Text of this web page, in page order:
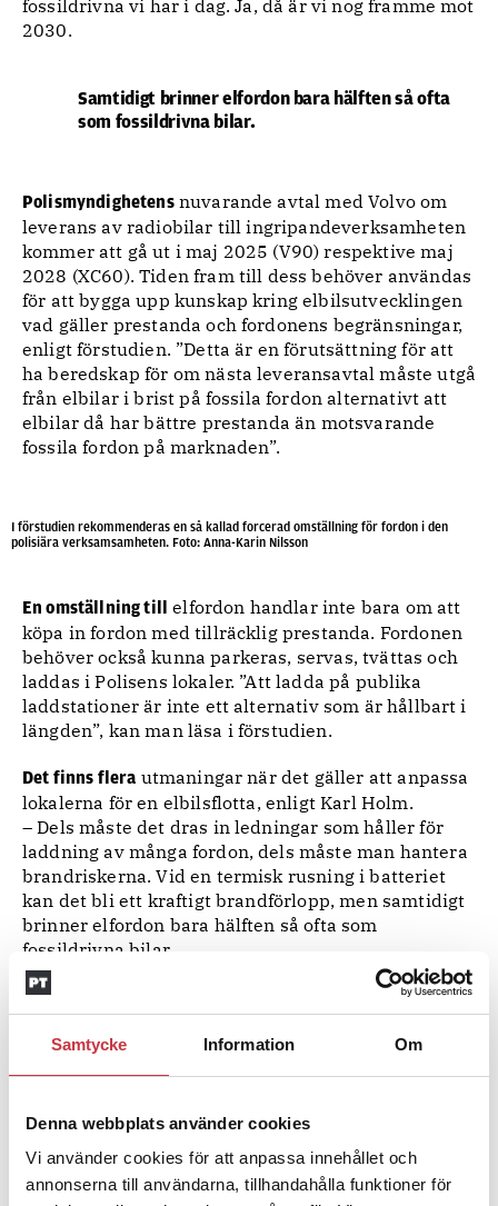
Samtycke Information Om
Denna webbplats använder cookies
Vi använder cookies för att anpassa innehållet och
annonserna till användarna, tillhandahålla funktioner för
fossildrivna vi har i dag. Ja, då är vi nog framme mot
2030.
Samtidigt brinner elfordon bara hälften så ofta
som fossildrivna bilar.
Polismyndighetensnuvarande avtal med Volvo om
leverans av radiobilar till ingripandeverksamheten
kommer att gå ut i maj 2025 (V90) respektive maj
2028 (XC60). Tiden fram till dess behöver användas
för att bygga upp kunskap kring elbilsutvecklingen
vad gäller prestanda och fordonens begränsningar,
enligt förstudien. ”Detta är en förutsättning för att
ha beredskap för om nästa leveransavtal måste utgå
från elbilar i brist på fossila fordon alternativt att
elbilar då har bättre prestanda än motsvarande
fossila fordon på marknaden”.
I förstudien rekommenderas en så kallad forcerad omställning för fordon i den
polisiära verksamsamheten. Foto: Anna-Karin Nilsson
En omställning till
elfordon handlar inte bara om att
köpa in fordon med tillräcklig prestanda. Fordonen
behöver också kunna parkeras, servas, tvättas och
laddas i Polisens lokaler. ”Att ladda på publika
laddstationer är inte ett alternativ som är hållbart i
längden”, kan man läsa i förstudien.
Det finns flera utmaningar när det gäller att anpassa
lokalerna för en elbilsflotta, enligt Karl Holm.
– Dels måste det dras in ledningar som håller för
laddning av många fordon, dels måste man hantera
brandriskerna. Vid en termisk rusning i batteriet
kan det bli ett kraftigt brandförlopp, men samtidigt
brinner elfordon bara hälften så ofta som
fossildrivna bilar.
Ett sätt att
ställa om Polisens fordonspark är att byta
ut fossilt drivna fordon när de nått sin tekniska
livslängd efter till exempel tio år och ändå ska fasas
ut. Men i förstudien rekommenderas en så kallad
utryckningsfordon och andra fordon i den polisiära
med start i landets södra delar.